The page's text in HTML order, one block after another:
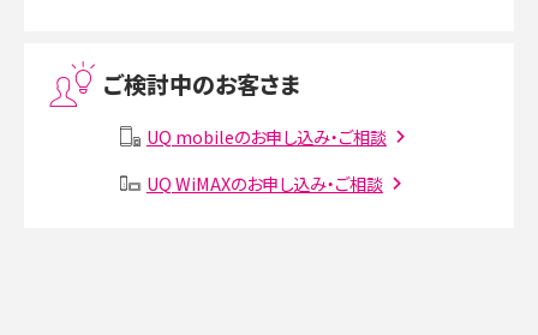
Instagram（インスタグラム）でスクショするとバレる？バレるケースや撮り方も解
SMSとは？料金やできること、注意点や届かない時の対処法を解説
ご検討中のお客さま
UQ mobileのお申し込み・ご相談
UQ WiMAXのお申し込み・ご相談